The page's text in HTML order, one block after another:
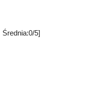
5]